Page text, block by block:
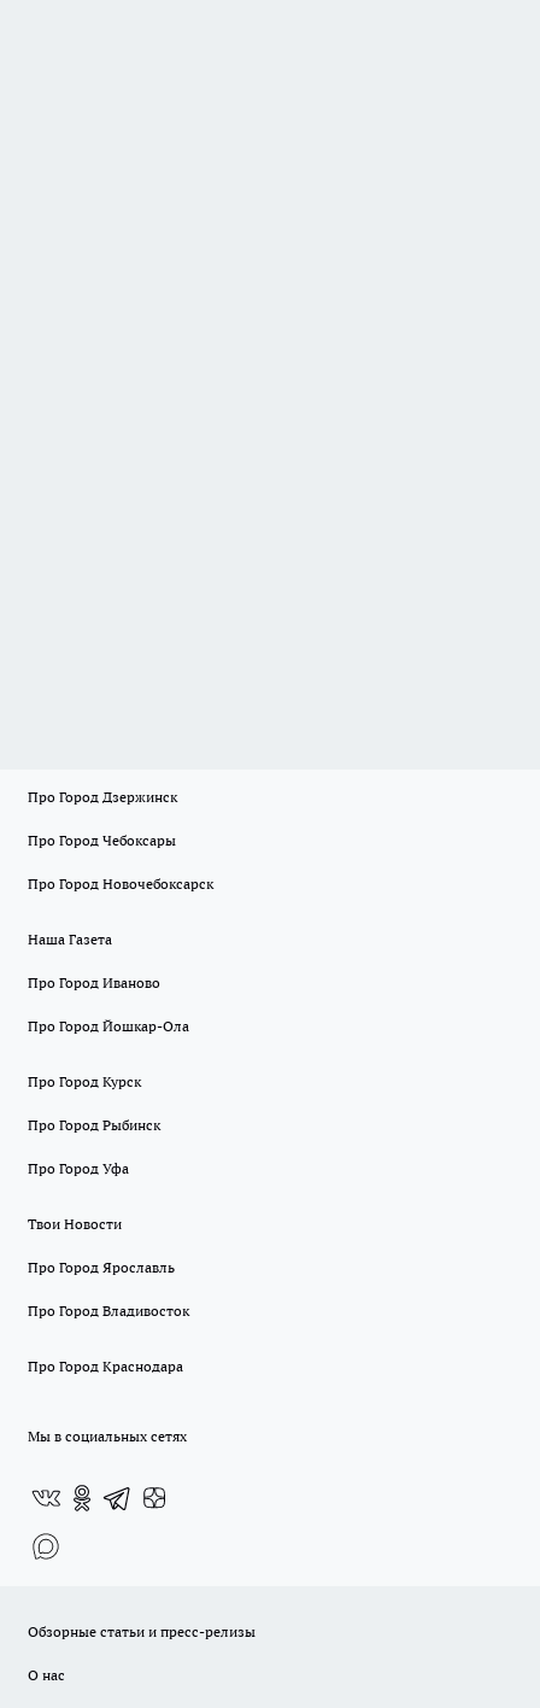
Про Город Дзержинск
Про Город Чебоксары
Про Город Новочебоксарск
Наша Газета
Про Город Иваново
Про Город Йошкар-Ола
Про Город Курск
Про Город Рыбинск
Про Город Уфа
Твои Новости
Про Город Ярославль
Про Город Владивосток
Про Город Краснодара
Мы в социальных сетях
Обзорные статьи и пресс-релизы
О нас